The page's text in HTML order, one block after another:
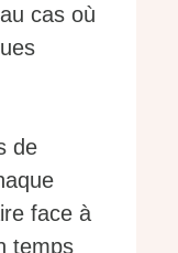
cas où
de
face à
temps